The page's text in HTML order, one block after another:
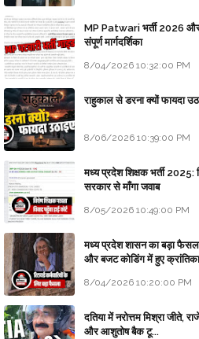
MP Patwari भर्ती 2026
संपूर्ण मार्गदर्शिका
8/04/2026 10:32:00 PM
राहुकाल से डरना क्यों फायदा
8/06/2026 10:39:00 PM
मध्य प्रदेश शिक्षक भर्ती 2025:
सरकार से माँगा जवाब
8/05/2026 10:49:00 PM
मध्य प्रदेश शासन का बड़ा फैसला:
और बजट कोडिंग में हुए
8/04/2026 10:20:00 PM
दतिया में नरोत्तम मिश्रा जीते,
और आशुतोष बैक टू...